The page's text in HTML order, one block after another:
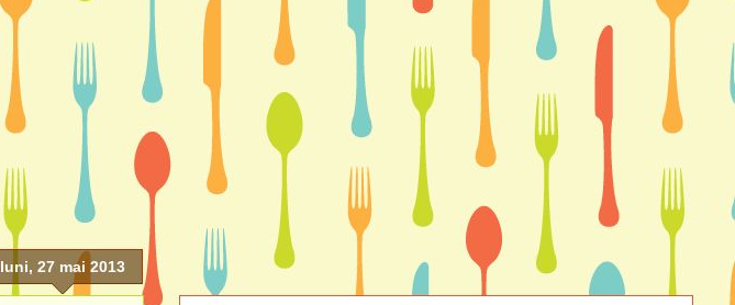
luni, 27 mai 2013